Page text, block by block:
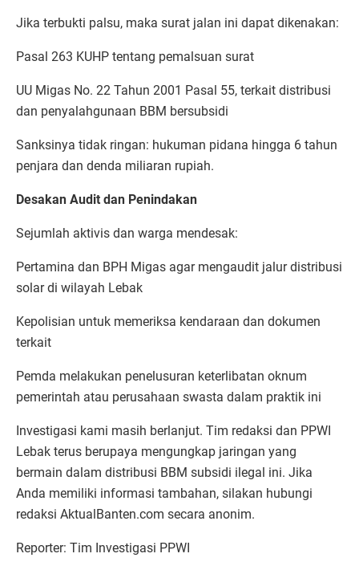
Jika terbukti palsu, maka surat jalan ini dapat dikenakan:
Pasal 263 KUHP tentang pemalsuan surat
UU Migas No. 22 Tahun 2001 Pasal 55, terkait distribusi
dan penyalahgunaan BBM bersubsidi
Sanksinya tidak ringan: hukuman pidana hingga 6 tahun
penjara dan denda miliaran rupiah.
Desakan Audit dan Penindakan
Sejumlah aktivis dan warga mendesak:
Pertamina dan BPH Migas agar mengaudit jalur distribusi
solar di wilayah Lebak
Kepolisian untuk memeriksa kendaraan dan dokumen
terkait
Pemda melakukan penelusuran keterlibatan oknum
pemerintah atau perusahaan swasta dalam praktik ini
Investigasi kami masih berlanjut. Tim redaksi dan PPWI
Lebak terus berupaya mengungkap jaringan yang
bermain dalam distribusi BBM subsidi ilegal ini. Jika
Anda memiliki informasi tambahan, silakan hubungi
redaksi AktualBanten.com secara anonim.
Reporter: Tim Investigasi PPWI